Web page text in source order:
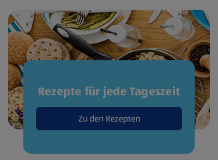
Rezepte für jede Tageszeit
Zu den Rezepten